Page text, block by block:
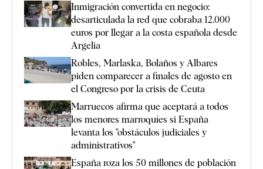
Inmigración convertida en negocio:
desarticulada la red que cobraba 12.000
euros por llegar a la costa española desde
Argelia
Robles, Marlaska, Bolaños y Albares
piden comparecer a finales de agosto en
el Congreso por la crisis de Ceuta
Marruecos afirma que aceptará a todos
los menores marroquíes si España
levanta los "obstáculos judiciales y
administrativos"
España roza los 50 millones de población